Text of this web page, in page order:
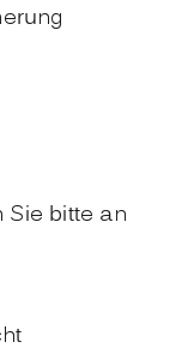
Sie bitte an